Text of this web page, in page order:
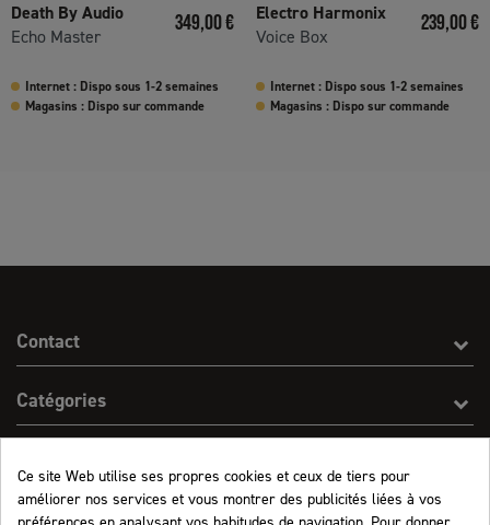
Death By Audio
Echo Master
Prix
349,00 €
Internet : Dispo sous 1-2 semaines
Magasins : Dispo sur commande
Electro Harmonix
Voice Box
Prix
239,00 €
Internet : Dispo sous 1-2 semaines
Magasins : Dispo sur commande
Contact
Catégories
Informations
Ce site Web utilise ses propres cookies et ceux de tiers pour
améliorer nos services et vous montrer des publicités liées à vos